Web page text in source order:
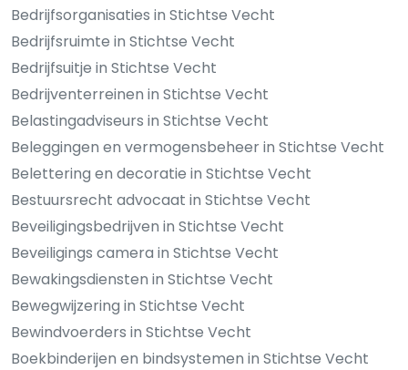
Bedrijfsorganisaties in Stichtse Vecht
Bedrijfsruimte in Stichtse Vecht
Bedrijfsuitje in Stichtse Vecht
Bedrijventerreinen in Stichtse Vecht
Belastingadviseurs in Stichtse Vecht
Beleggingen en vermogensbeheer in Stichtse Vecht
Belettering en decoratie in Stichtse Vecht
Bestuursrecht advocaat in Stichtse Vecht
Beveiligingsbedrijven in Stichtse Vecht
Beveiligings camera in Stichtse Vecht
Bewakingsdiensten in Stichtse Vecht
Bewegwijzering in Stichtse Vecht
Bewindvoerders in Stichtse Vecht
Boekbinderijen en bindsystemen in Stichtse Vecht